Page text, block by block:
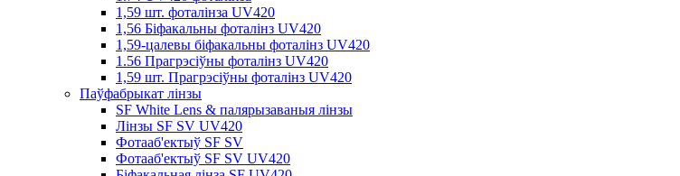
1,59 шт. фоталінза UV420
1,56 Біфакальны фоталінз UV420
1,59-цалевы біфакальны фоталінз UV420
1.56 Прагрэсіўны фоталінз UV420
1,59 шт. Прагрэсіўны фоталінз UV420
Паўфабрыкат лінзы
SF White Lens & палярызаваныя лінзы
Лінзы SF SV UV420
Фотааб'ектыў SF SV
Фотааб'ектыў SF SV UV420